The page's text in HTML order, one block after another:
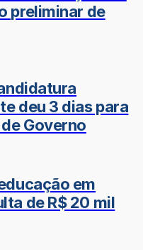
preliminar de
deu 3 dias para
Governo
em
de R$ 20 mil